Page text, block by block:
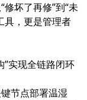
坏了再修”到“未
具，更是管理者
”实现全链路闭环
节点部署温湿